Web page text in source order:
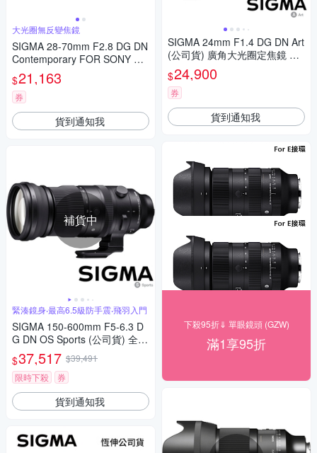
大光圈無反變焦鏡
SIGMA 28-70mm F2.8 DG DN
Contemporary FOR SONY 公
司貨
$21,163
券
貨到通知我
補貨中
緊湊鏡身‧最高6.5級防手震‧飛羽入門
SIGMA 150-600mm F5-6.3 D
G DN OS Sports (公司貨) 全片
幅微單眼鏡頭 超望遠變焦鏡頭
飛羽攝影 拍鳥
$37,517 $39,491
限時下殺
券
貨到通知我
SIGMA 24mm F1.4 DG DN Art
(公司貨) 廣角大光圈定焦鏡 全
片幅微單眼鏡頭 人像鏡 天文鏡
$24,900
券
貨到通知我
下殺95折⇓ 單眼鏡頭 (GZW)
滿1享95折